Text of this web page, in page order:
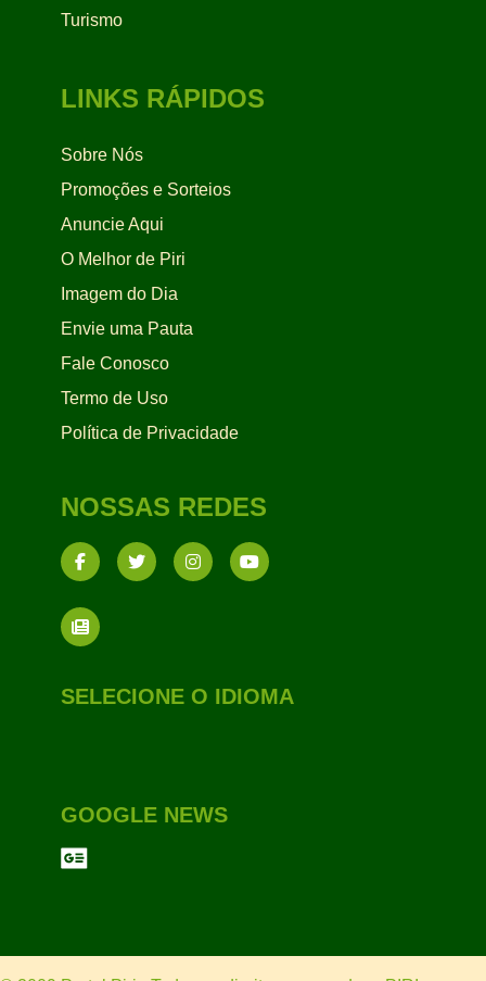
Turismo
LINKS RÁPIDOS
Sobre Nós
Promoções e Sorteios
Anuncie Aqui
O Melhor de Piri
Imagem do Dia
Envie uma Pauta
Fale Conosco
Termo de Uso
Política de Privacidade
NOSSAS REDES
SELECIONE O IDIOMA
GOOGLE NEWS